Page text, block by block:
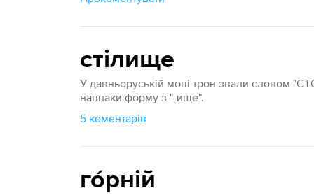
стілище
У давньоруській мові трон звали словом
навпаки форму з "-ище".
5 коментарів
го́рній